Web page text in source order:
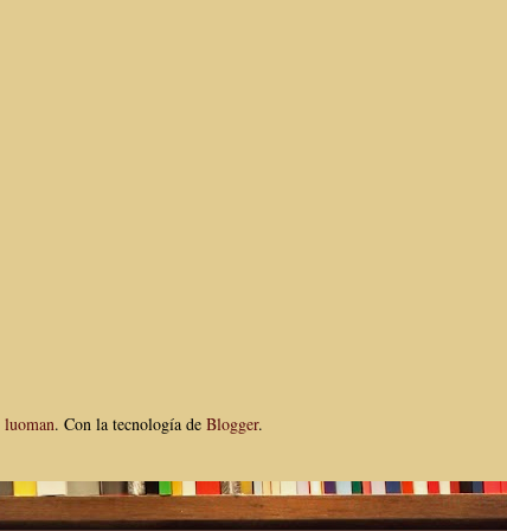
luoman. Con la tecnología de Blogger.